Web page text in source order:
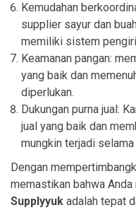
Kemudahan
supplier sayur dan
memiliki sistem
Keamanan pangan:
yang baik dan
diperlukan.
Dukungan purna jual:
jual yang baik dan
mungkin terjadi
Dengan
memastikan bahwa
Supplyyuk adalah tepat